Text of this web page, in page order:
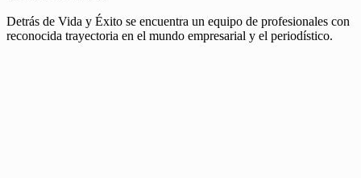
Detrás de Vida y Éxito se encuentra un equipo de profesionales con
reconocida trayectoria en el mundo empresarial y el periodístico.